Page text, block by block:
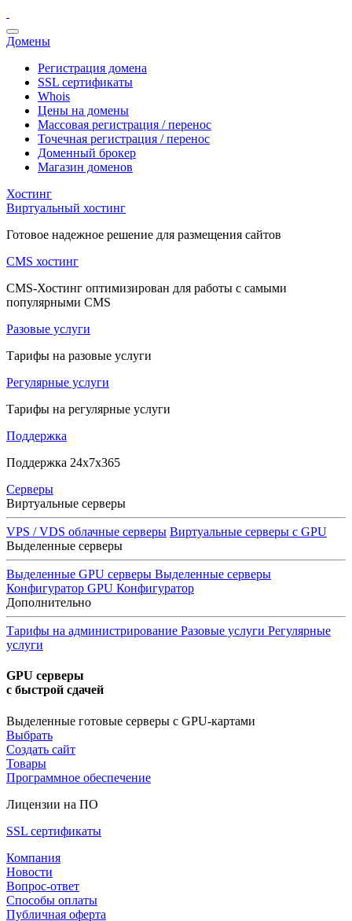
Домены
Регистрация домена
SSL сертификаты
Whois
Цены на домены
Массовая регистрация / перенос
Точечная регистрация / перенос
Доменный брокер
Магазин доменов
Хостинг
Виртуальный хостинг
Готовое надежное решение для размещения сайтов
CMS хостинг
CMS-Хостинг оптимизирован для работы с самыми
популярными CMS
Разовые услуги
Тарифы на разовые услуги
Регулярные услуги
Тарифы на регулярные услуги
Поддержка
Поддержка 24x7x365
Серверы
Виртуальные серверы
VPS / VDS облачные серверы Виртуальные серверы с GPU
Выделенные серверы
Выделенные GPU серверы Выделенные серверы
Конфигуратор GPU Конфигуратор
Дополнительно
Тарифы на администрирование Разовые услуги Регулярные
услуги
GPU серверы
с быстрой сдачей
Выделенные готовые серверы с GPU-картами
Выбрать
Создать сайт
Товары
Программное обеспечение
Лицензии на ПО
SSL сертификаты
Компания
Новости
Вопрос-ответ
Способы оплаты
Публичная оферта